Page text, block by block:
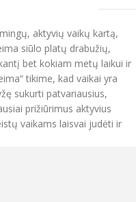
aktyvių vaikų kartą,
siūlo platų drabužių,
bet kokiam metų laikui ir
tikime, kad vaikai yra
sukurti patvariausius,
prižiūrimus aktyvius
vaikams laisvai judėti ir